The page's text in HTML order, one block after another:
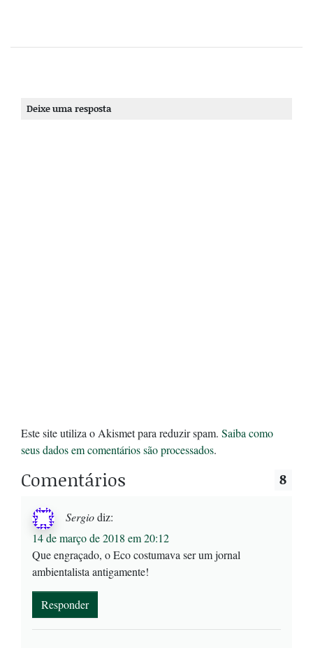
Deixe uma resposta
Este site utiliza o Akismet para reduzir spam. Saiba como
seus dados em comentários são processados.
Comentários 8
Sergiodiz:
14 de março de 2018 em 20:12
Que engraçado, o Eco costumava ser um jornal
ambientalista antigamente!
Responder